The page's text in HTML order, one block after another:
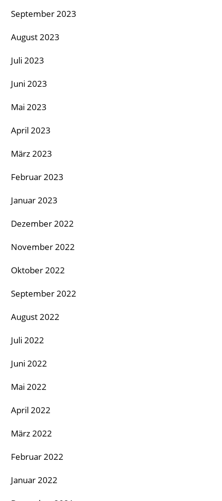
September 2023
August 2023
Juli 2023
Juni 2023
Mai 2023
April 2023
März 2023
Februar 2023
Januar 2023
Dezember 2022
November 2022
Oktober 2022
September 2022
August 2022
Juli 2022
Juni 2022
Mai 2022
April 2022
März 2022
Februar 2022
Januar 2022